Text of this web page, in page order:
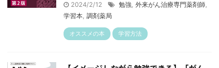
2024/2/12 勉強 外来がん治療専門薬剤師
学習本 調剤薬局
オススメの本 学習方法